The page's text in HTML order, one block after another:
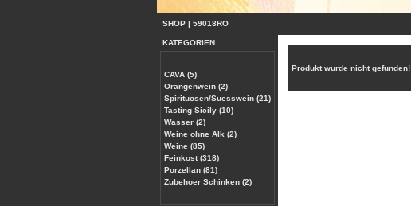
SHOP | 59018RO
KATEGORIEN
CAVA (5)
Orangenwein (2)
Spirituosen/Suesswein (21)
Tasting Sicily (10)
Wasser (2)
Weine ohne Alk (2)
Weine (85)
Feinkost (318)
Porzellan (81)
Zubehoer Schinken (2)
Produkt wurde nicht gefunden!